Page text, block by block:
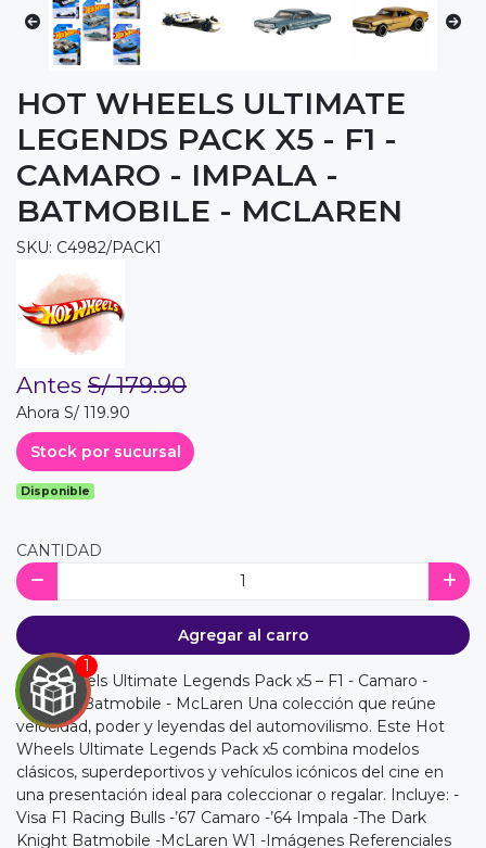
HOT WHEELS ULTIMATE
LEGENDS PACK X5 - F1 -
CAMARO - IMPALA -
BATMOBILE - MCLAREN
SKU: C4982/PACK1
Antes S/ 179.90
Ahora S/ 119.90
Stock por sucursal
Disponible
CANTIDAD
Agregar al carro
Hot Wheels Ultimate Legends Pack x5 – F1 - Camaro -
Impala - Batmobile - McLaren Una colección que reúne
velocidad, poder y leyendas del automovilismo. Este Hot
Wheels Ultimate Legends Pack x5 combina modelos
clásicos, superdeportivos y vehículos icónicos del cine en
una presentación ideal para coleccionar o regalar. Incluye: -
Visa F1 Racing Bulls -’67 Camaro -’64 Impala -The Dark
Knight Batmobile -McLaren W1 -Imágenes Referenciales